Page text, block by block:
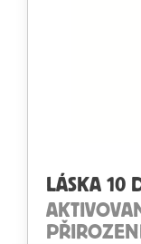
LÁSKA 10